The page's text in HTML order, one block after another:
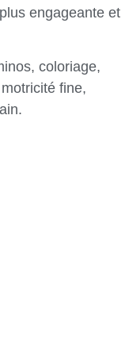
engageante et
coloriage,
fine,